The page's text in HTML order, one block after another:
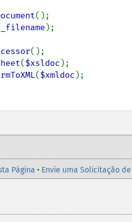
);
($xsldoc );
($xmldoc );
Página • Envie uma Solicitação